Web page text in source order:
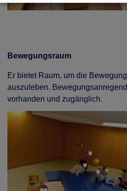
Bewegungsraum
Er bietet Raum, um die
auszuleben.
vorhanden und zugänglich.